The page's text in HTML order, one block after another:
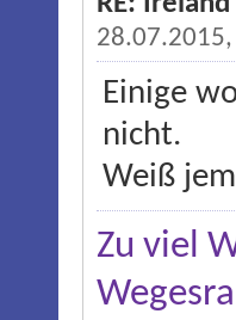
Einige
nicht.
Weiß
Zu viel